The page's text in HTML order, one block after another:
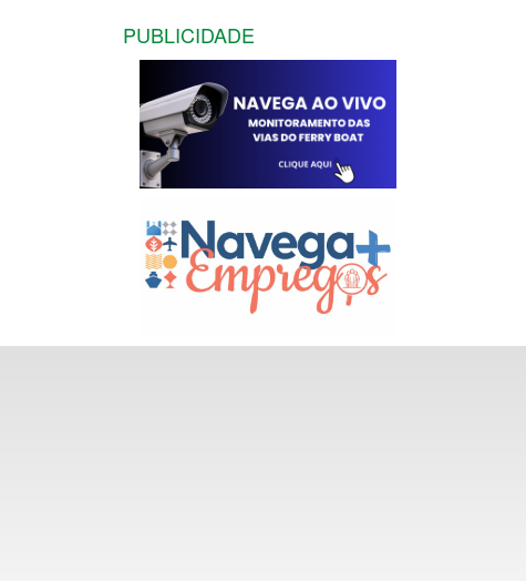
PUBLICIDADE